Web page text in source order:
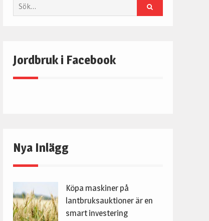
Sök
Jordbruk i Facebook
Nya Inlägg
Köpa maskiner på
lantbruksauktioner är en
smart investering